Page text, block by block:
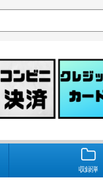
収録弾